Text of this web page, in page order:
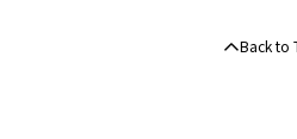
Back to